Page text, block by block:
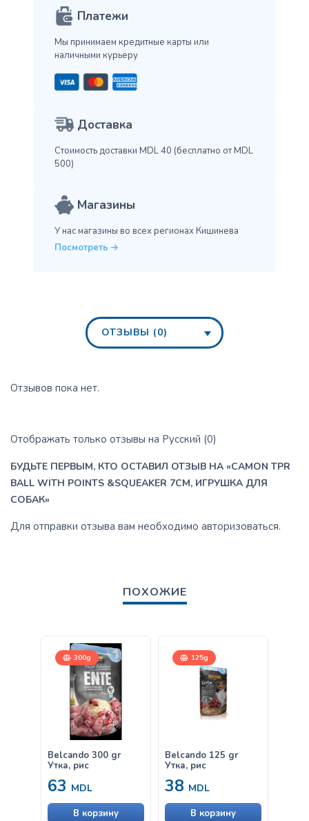
Платежи
Мы принимаем кредитные карты или
наличными курьеру
Доставка
Стоимость доставки MDL 40 (бесплатно от MDL
500)
Магазины
У нас магазины во всех регионах Кишинева
Посмотреть
ОТЗЫВЫ (0)
Отзывов пока нет.
Отображать только отзывы на Русский (0)
БУДЬТЕ ПЕРВЫМ, КТО ОСТАВИЛ ОТЗЫВ НА «CAMON TPR
BALL WITH POINTS &SQUEAKER 7CM, ИГРУШКА ДЛЯ
СОБАК»
Для отправки отзыва вам необходимо авторизоваться.
ПОХОЖИЕ
300g
Belcando 300 gr
Утка, рис
63 MDL
В корзину
125g
Belcando 125 gr
Утка, рис
38 MDL
В корзину